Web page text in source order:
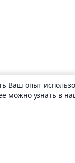
Ваш опыт
можно узнать в